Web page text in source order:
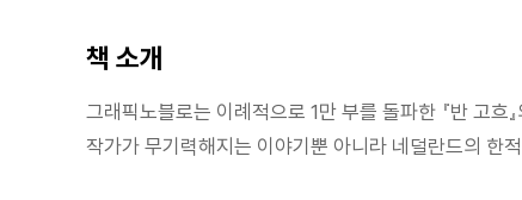
책 소개
그래픽노블로는 이례적으로 1만 부를 돌파한 『반 고
작가가 무기력해지는 이야기뿐 아니라 네덜란드의 한